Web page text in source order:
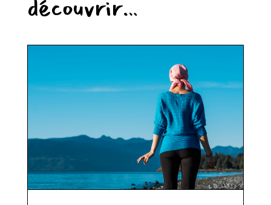
découvrir…